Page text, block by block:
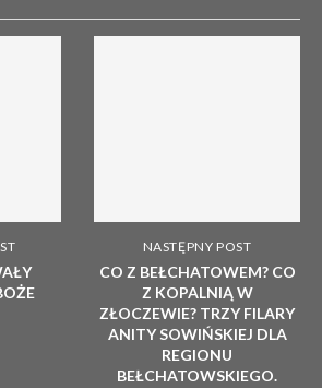
NASTĘPNY POST
CO Z BEŁCHATOWEM? CO
Z KOPALNIĄ W
ZŁOCZEWIE? TRZY FILARY
ANITY SOWIŃSKIEJ DLA
REGIONU
BEŁCHATOWSKIEGO.